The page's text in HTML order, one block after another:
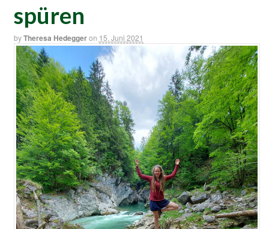
spüren
byTheresa Hedeggeron 15. Juni 2021